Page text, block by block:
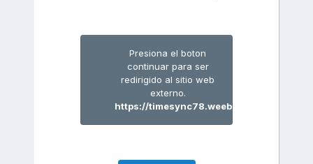
Presiona el boton
continuar para ser
redirigido al sitio web
externo.
https://timesync78.weebly.com